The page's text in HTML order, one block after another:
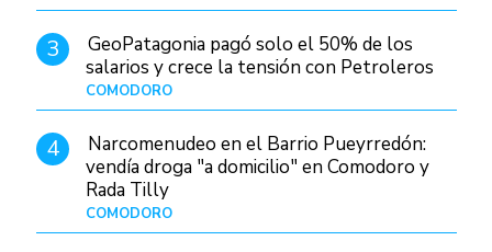
3
GeoPatagonia pagó solo el 50% de los
salarios y crece la tensión con Petroleros
COMODORO
4
Narcomenudeo en el Barrio Pueyrredón:
vendía droga "a domicilio" en Comodoro y
Rada Tilly
COMODORO